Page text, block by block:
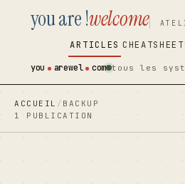
contenu
principal
contenu
principal
you are !welcome
ARTICLES
you
arewel com tous les
ACCUEIL / BACKUP
1 PUBLICATION